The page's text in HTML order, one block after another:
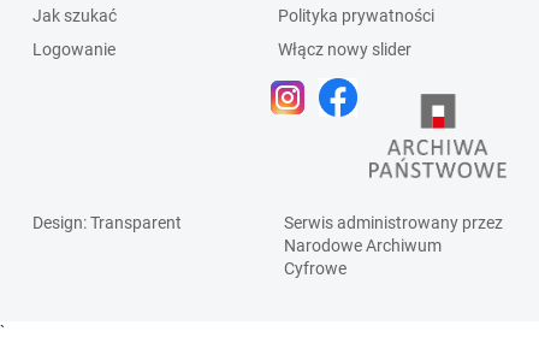
Jak szukać
Logowanie
Polityka prywatności
Włącz nowy slider
Design: Transparent
Serwis administrowany przez
Narodowe Archiwum
Cyfrowe
`